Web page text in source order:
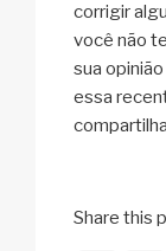
corrigir
você não
sua opinião
essa
Share this